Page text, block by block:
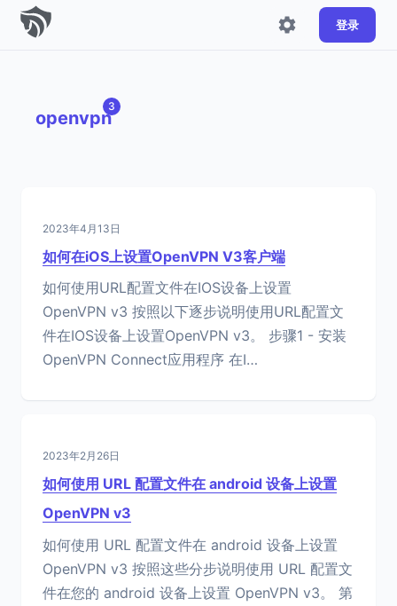
登录
openvpn
3
2023年4月13日
如何在iOS上设置OpenVPN V3客户端
如何使用URL配置文件在IOS设备上设置
OpenVPN v3 按照以下逐步说明使用URL配置文
件在IOS设备上设置OpenVPN v3。 步骤1 - 安装
OpenVPN Connect应用程序 在I…
2023年2月26日
如何使用 URL 配置文件在 android 设备上设置
OpenVPN v3
如何使用 URL 配置文件在 android 设备上设置
OpenVPN v3 按照这些分步说明使用 URL 配置文
件在您的 android 设备上设置 OpenVPN v3。 第